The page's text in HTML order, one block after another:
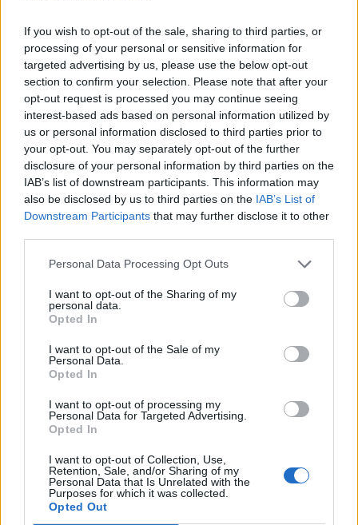
If you wish to opt-out of the sale, sharing to third parties, or
processing of your personal or sensitive information for
targeted advertising by us, please use the below opt-out
section to confirm your selection. Please note that after your
opt-out request is processed you may continue seeing
interest-based ads based on personal information utilized by
us or personal information disclosed to third parties prior to
your opt-out. You may separately opt-out of the further
disclosure of your personal information by third parties on the
IAB’s list of downstream participants. This information may
also be disclosed by us to third parties on the IAB’s List of
Downstream Participants that may further disclose it to other
Personal Data Processing Opt Outs
I want to opt-out of the Sharing of my
personal data.
Opted In
I want to opt-out of the Sale of my
Personal Data.
Opted In
I want to opt-out of processing my
Personal Data for Targeted Advertising.
Opted In
I want to opt-out of Collection, Use,
Retention, Sale, and/or Sharing of my
Personal Data that Is Unrelated with the
Purposes for which it was collected.
Opted Out
vivo due settimane fa a Firenze nella sfida tra la Fiorentina e i
salentini. Per lui, però, la concorrenza sarà agguerrita visto
che interessa anche all'Inter e ad alcuni club di Premier.
L'alternativa è Tarik Muharemovic del Sassuolo: su di lui la Juve
detiene il 50% della futura rivendita, quindi potrebbe anche
acquistarlo a metà prezzo. Infine, è ancora in stand-by la pista
che porta ad Axel Disasi del Chelsea.
VAI ALLA VERSIONE CLASSICA
Il materiale (testo, foto e video) consultabile in questo portale è di nostra proprietà.
Alcune foto (screenshot) ed articoli presenti su "Calciomercato Magazine" sono in parte
giunti da internet, in quanto arrivati alla nostra attenzione attraverso regolari